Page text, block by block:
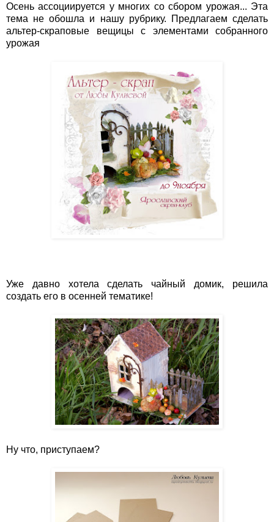
Осень ассоциируется у многих со сбором урожая... Эта
тема не обошла и нашу рубрику. Предлагаем сделать
альтер-скраповые вещицы с элементами собранного
урожая
Уже давно хотела сделать чайный домик, решила
создать его в осенней тематике!
Ну что, приступаем?